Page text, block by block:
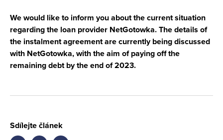
We would like to inform you about the current situation
regarding the loan provider NetGotowka. The details of
the instalment agreement are currently being discussed
with NetGotowka, with the aim of paying off the
remaining debt by the end of 2023.
Sdílejte článek